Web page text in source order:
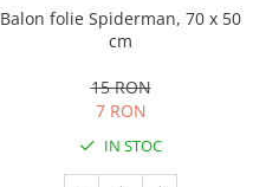
Balon folie Spiderman, 70 x 50
cm
15 RON
7 RON
IN STOC